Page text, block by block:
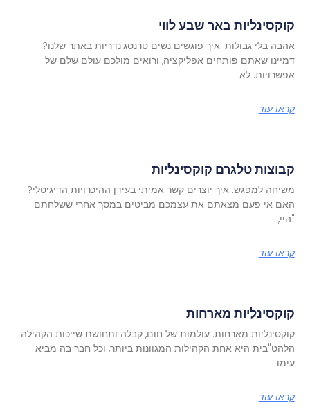
קוקסינליות באר שבע לווי
אהבה בלי גבולות: איך פוגשים נשים טרנסג'נדריות באתר שלנו?
דמיינו שאתם פותחים אפליקציה, ורואים מולכם עולם שלם של
אפשרויות. לא
קראו עוד
קבוצות טלגרם קוקסינליות
משיחה למפגש: איך יוצרים קשר אמיתי בעידן ההיכרויות הדיגיטלי?
האם אי פעם מצאתם את עצמכם מביטים במסך אחרי ששלחתם
"היי,
קראו עוד
קוקסינליות מארחות
קוקסינליות מארחות: עולמות של חום, קבלה ותחושת שייכות הקהילה
הלהט"בית היא אחת הקהילות המגוונות ביותר, וכל חבר בה מביא
עימו
קראו עוד